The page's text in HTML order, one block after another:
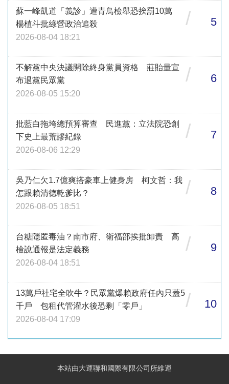
蘇一峰凱道「義診」遭青鳥檢舉恐挨罰10萬
楊植斗批綠營政治追殺
2026-08-04 18:21
/ 5
不解黨中央決議開除終身黨員資格 莊貽量宣
布退黨民眾黨
2026-08-05 15:20
/ 6
批藍白拖垮總預算審查 民進黨：立法院恐創
下史上最荒謬紀錄
2026-08-06 12:29
/ 7
吳乃仁欠1.7億爽搭豪車上健身房 柯文哲：我
怎跟賴清德乾爹比？
2026-08-05 18:51
/ 8
台糖隱匿毒油？南市府、衛福部挨批卸責 高
檢說通報是法定義務
2026-08-04 18:51
/ 9
13萬戶社宅全吹牛？民眾黨爆賴政府任內只蓋5
千戶 包租代管灌水後恐剩「零戶」
2026-08-04 17:09
/ 10
本站由大運聯和國際有限公司所維運